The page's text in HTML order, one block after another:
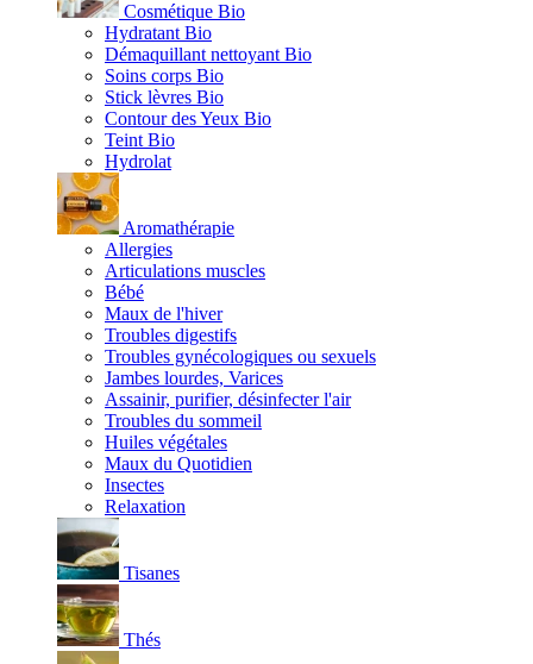
Cosmétique Bio
Hydratant Bio
Démaquillant nettoyant Bio
Soins corps Bio
Stick lèvres Bio
Contour des Yeux Bio
Teint Bio
Hydrolat
Aromathérapie
Allergies
Articulations muscles
Bébé
Maux de l'hiver
Troubles digestifs
Troubles gynécologiques ou sexuels
Jambes lourdes, Varices
Assainir, purifier, désinfecter l'air
Troubles du sommeil
Huiles végétales
Maux du Quotidien
Insectes
Relaxation
Tisanes
Thés